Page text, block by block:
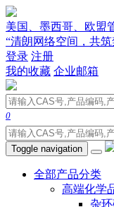
美国、墨西哥、欧盟
“清朗网络空间，共
登录 注册
我的收藏 企业邮箱
0
Toggle navigation
全部产品分类
高端化学
杂